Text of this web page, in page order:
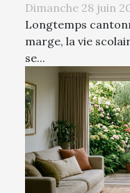
Dimanche 28 juin
Longtemps
marge, la vie
se...